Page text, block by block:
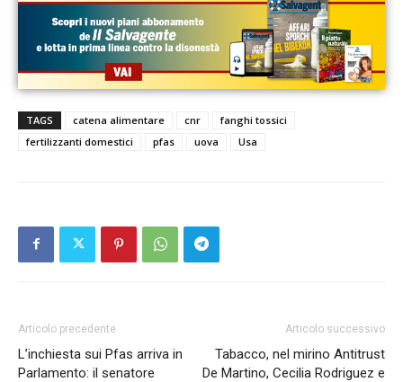
TAGS catena alimentare cnr
fanghi tossici
fertilizzanti domestici
pfas uova Usa
Articolo precedente
L’inchiesta sui Pfas arriva in
Parlamento: il senatore
Articolo successivo
Tabacco, nel mirino Antitrust
De Martino, Cecilia Rodriguez e